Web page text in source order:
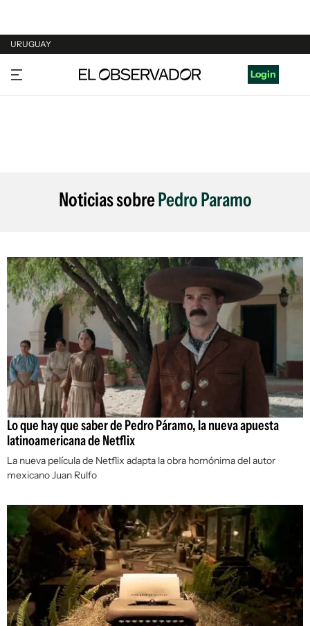
URUGUAY
URUGUAY
ARGENTINA
Login
Noticias sobrePedro Paramo
Lo que hay que saber de Pedro Páramo, la nueva apuesta
latinoamericana de Netflix
La nueva película de Netflix adapta la obra homónima del autor
mexicano Juan Rulfo